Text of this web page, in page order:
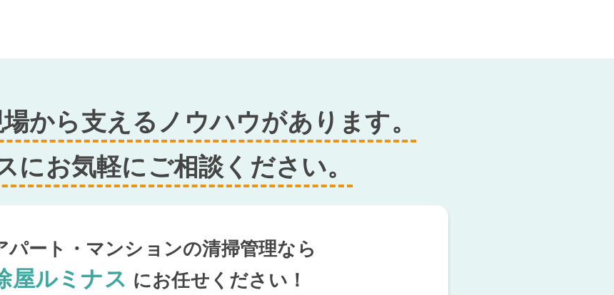
から支えるノウハウがあります。
にお気軽にご相談ください。
パート・マンションの清掃管理なら
屋ルミナス にお任せください！